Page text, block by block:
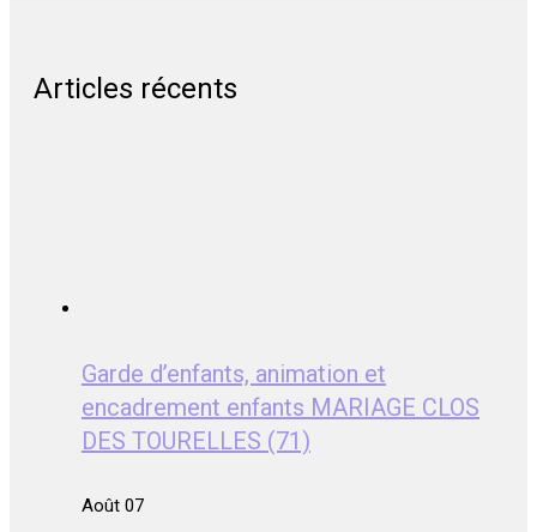
Articles récents
Garde d’enfants, animation et
encadrement enfants MARIAGE CLOS
DES TOURELLES (71)
Août 07